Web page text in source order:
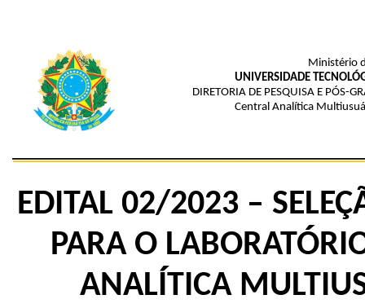
Ministério
UNIVERSIDADE
DIRETORIA DE PESQUISA E PÓS-
Central Analítica
EDITAL 02/2023 –
PARA O
ANALÍTICA